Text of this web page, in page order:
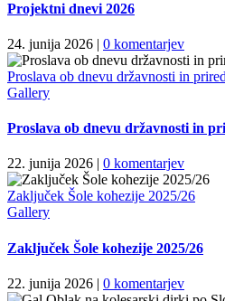
Projektni dnevi 2026
24. junija 2026 | 0 komentarjev
Proslava ob dnevu državnosti in
Gallery
Proslava ob dnevu državnosti in
22. junija 2026 | 0 komentarjev
Zaključek Šole kohezije 2025/26
Gallery
Zaključek Šole kohezije 2025/26
22. junija 2026 | 0 komentarjev